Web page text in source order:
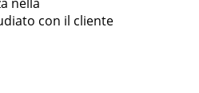
con il cliente